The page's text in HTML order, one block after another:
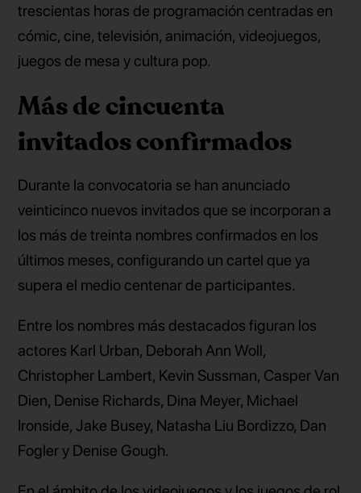
trescientas horas de programación centradas en
cómic, cine, televisión, animación, videojuegos,
juegos de mesa y cultura pop.
Más de cincuenta
invitados confirmados
Durante la convocatoria se han anunciado
veinticinco nuevos invitados que se incorporan a
los más de treinta nombres confirmados en los
últimos meses, configurando un cartel que ya
supera el medio centenar de participantes.
Entre los nombres más destacados figuran los
actores Karl Urban, Deborah Ann Woll,
Christopher Lambert, Kevin Sussman, Casper Van
Dien, Denise Richards, Dina Meyer, Michael
Ironside, Jake Busey, Natasha Liu Bordizzo, Dan
Fogler y Denise Gough.